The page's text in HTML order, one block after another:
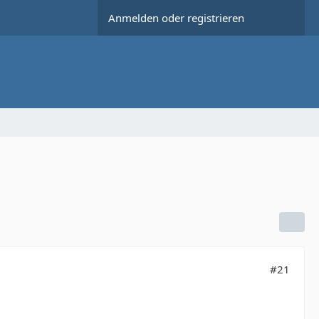
Anmelden oder registrieren
#21